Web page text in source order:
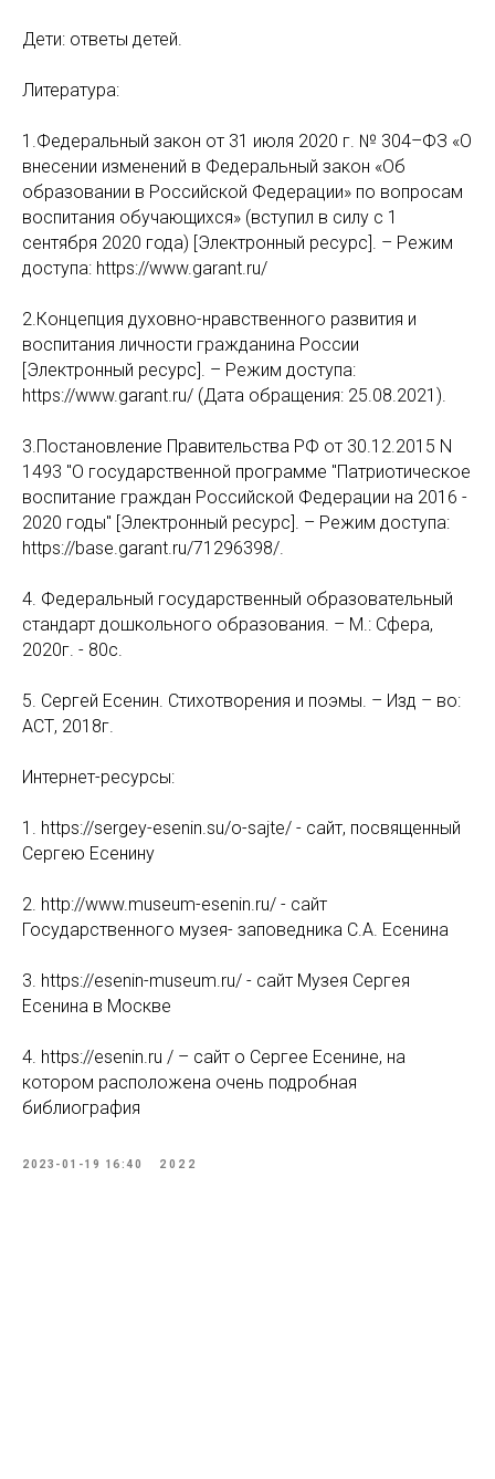
Дети: ответы детей.
Литература:
1.Федеральный закон от 31 июля 2020 г. № 304–ФЗ «О
внесении изменений в Федеральный закон «Об
образовании в Российской Федерации» по вопросам
воспитания обучающихся» (вступил в силу с 1
сентября 2020 года) [Электронный ресурс]. – Режим
доступа: https://www.garant.ru/
2.Концепция духовно-нравственного развития и
воспитания личности гражданина России
[Электронный ресурс]. – Режим доступа:
https://www.garant.ru/ (Дата обращения: 25.08.2021).
3.Постановление Правительства РФ от 30.12.2015 N
1493 "О государственной программе "Патриотическое
воспитание граждан Российской Федерации на 2016 -
2020 годы" [Электронный ресурс]. – Режим доступа:
https://base.garant.ru/71296398/.
4. Федеральный государственный образовательный
стандарт дошкольного образования. – М.: Сфера,
2020г. - 80с.
5. Сергей Есенин. Стихотворения и поэмы. – Изд – во:
АСТ, 2018г.
Интернет-ресурсы:
1. https://sergey-esenin.su/o-sajte/ - сайт, посвященный
Сергею Есенину
2. http://www.museum-esenin.ru/ - сайт
Государственного музея- заповедника С.А. Есенина
3. https://esenin-museum.ru/ - сайт Музея Сергея
Есенина в Москве
4. https://esenin.ru / – сайт о Сергее Есенине, на
котором расположена очень подробная
библиография
2023-01-19 16:40 2022